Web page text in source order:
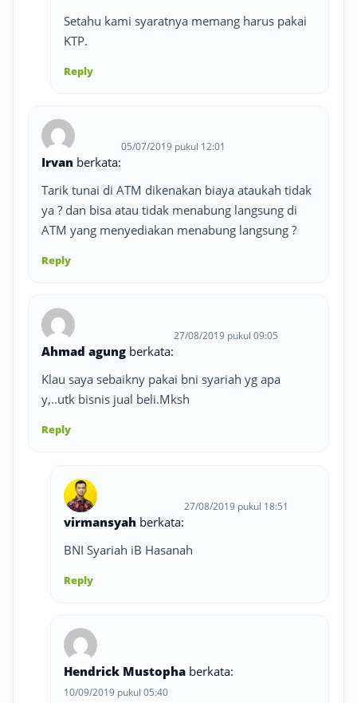
Setahu kami syaratnya memang harus pakai
KTP.
Reply
Irvan berkata:
05/07/2019 pukul 12:01
Tarik tunai di ATM dikenakan biaya ataukah tidak
ya ? dan bisa atau tidak menabung langsung di
ATM yang menyediakan menabung langsung ?
Reply
Ahmad agung berkata:
27/08/2019 pukul 09:05
Klau saya sebaikny pakai bni syariah yg apa
y,..utk bisnis jual beli.Mksh
Reply
virmansyah berkata:
27/08/2019 pukul 18:51
BNI Syariah iB Hasanah
Reply
Hendrick Mustopha berkata:
10/09/2019 pukul 05:40